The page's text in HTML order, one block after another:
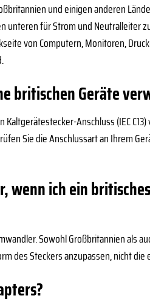
und einigen anderen
für Strom und Neutralleiter
von Computern, Monitoren,
britischen Geräte
Anschluss (IEC
Sie die Anschlussart an Ihrem
wenn ich ein
Sowohl Großbritannien als
des Steckers anzupassen, nicht